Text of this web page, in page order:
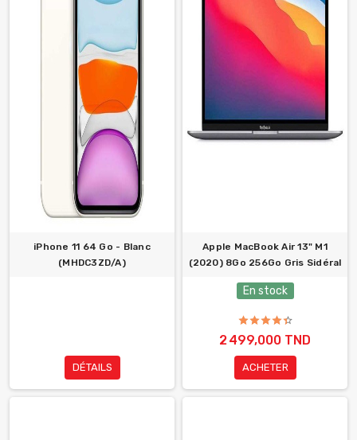
iPhone 11 64 Go - Blanc
(MHDC3ZD/A)
DÉTAILS
Apple MacBook Air 13" M1
(2020) 8Go 256Go Gris Sidéral
En stock
2 499,000 TND
ACHETER